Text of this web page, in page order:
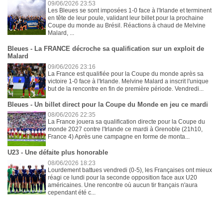
09/06/2026 23:53
Les Bleues se sont imposées 1-0 face à l'Irlande et terminent
en tête de leur poule, validant leur billet pour la prochaine
Coupe du monde au Brésil. Réactions à chaud de Melvine
Malard, ...
Bleues - La FRANCE décroche sa qualification sur un exploit de
Malard
09/06/2026 23:16
La France est qualifiée pour la Coupe du monde après sa
victoire 1-0 face à l'Irlande. Melvine Malard a inscrit l'unique
but de la rencontre en fin de première période. Vendredi...
Bleues - Un billet direct pour la Coupe du Monde en jeu ce mardi
08/06/2026 22:35
La France jouera sa qualification directe pour la Coupe du
monde 2027 contre l'Irlande ce mardi à Grenoble (21h10,
France 4) Après une campagne en forme de monta...
U23 - Une défaite plus honorable
08/06/2026 18:23
Lourdement battues vendredi (0-5), les Françaises ont mieux
réagi ce lundi pour la seconde opposition face aux U20
américaines. Une rencontre où aucun tir français n'aura
cependant été c...